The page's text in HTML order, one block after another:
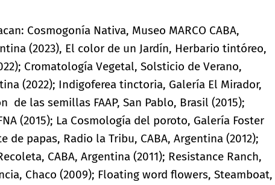
Cosmogonía Nativa, Museo MARCO CABA,
(2023), El color de un Jardín, Herbario tintóreo,
Cromatología Vegetal, Solsticio de Verano,
(2022); Indigoferea tinctoria, Galería El Mirador,
de las semillas FAAP, San Pablo, Brasil (2015);
(2015); La Cosmología del poroto, Galería Foster
de papas, Radio la Tribu, CABA, Argentina (2012);
CABA, Argentina (2011); Resistance Ranch,
Chaco (2009); Floating word flowers, Steamboat,